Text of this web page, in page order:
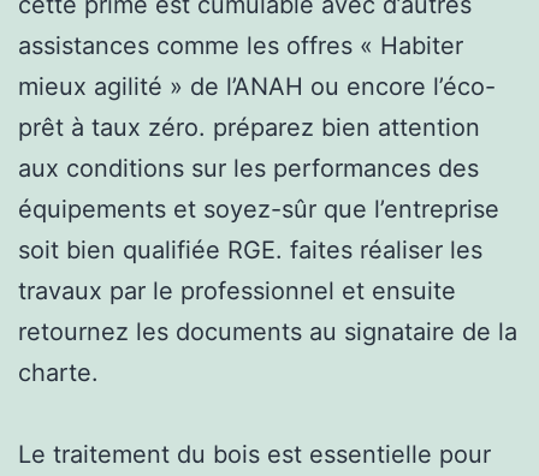
assistances comme les offres « Habiter
mieux agilité » de l’ANAH ou encore l’éco-
prêt à taux zéro. préparez bien attention
aux conditions sur les performances des
équipements et soyez-sûr que l’entreprise
soit bien qualifiée RGE. faites réaliser les
travaux par le professionnel et ensuite
retournez les documents au signataire de la
charte.
Le traitement du bois est essentielle pour